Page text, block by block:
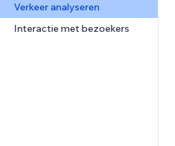
Verkeer analyseren
Interactie met bezoekers